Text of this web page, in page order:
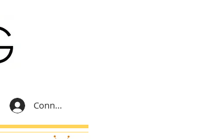
Connexion